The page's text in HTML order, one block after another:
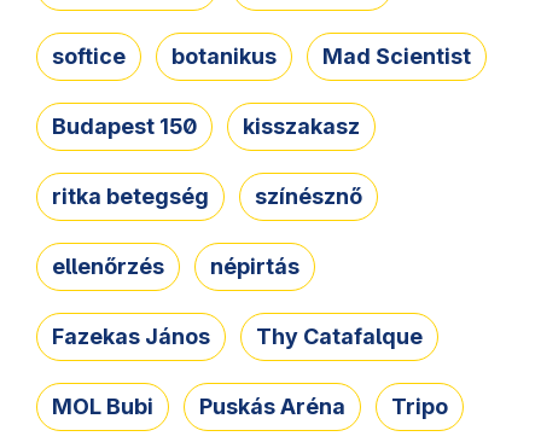
softice botanikus Mad Scientist
Budapest 150 kisszakasz
ritka betegség színésznő
ellenőrzés népirtás
Fazekas János Thy Catafalque
MOL Bubi Puskás Aréna Tripo